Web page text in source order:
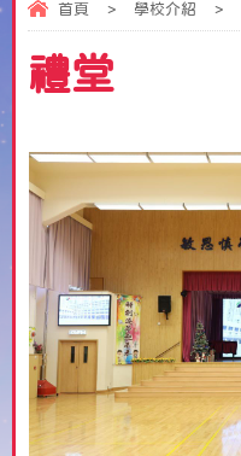
首頁 > 學校介紹 >
禮堂